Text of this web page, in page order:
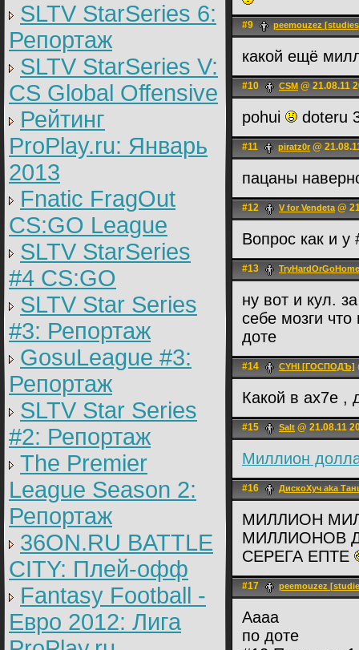
SLTV StarSeries 6:
Репортаж
SLTV StarSeries V:
CS Global Offensive
Рейтинг
ProPlay.ru: Январь
2013
Fnatic FragOut
CS:GO League
SLTV StarSeries
#4 CS:GO
SLTV Star Series
#3: Репортаж
GosuLeague #3:
Репортаж
SLTV Star Series
#2: Репортаж
The Premier
League Season 2:
Репортаж
36ON.RU BATTLE
CITY: Плей-офф
Fantasy Football -
Евро 2012: Лига
#9 peemouzez
какой ещё
#10 CSM @ 21.08.11
pohui doteru
#11 piratz0r @
пацаны
#12 V for Vendeta@
Вопрос как и у
#13 TryHardOrGoHome
ну вот и кул.
себе мозги
доте
#14 CYHI [ГОСПОДЪ]
Какой в ах7е ,
#15 Salt @ 21.08.11
Миллион
#16 ДискоХуч aka
МИЛЛИОН
МИЛЛИОНОВ
СЕРЕГА ЕПТЕ
#17 peemouzez
Аааа
по доте